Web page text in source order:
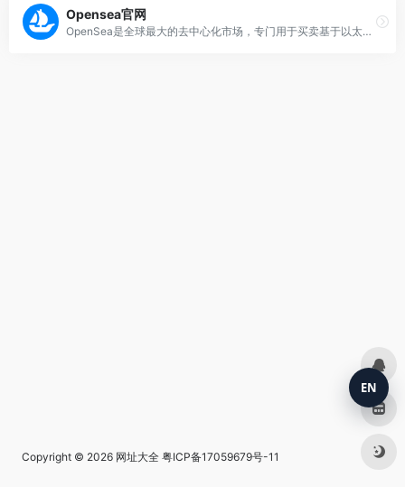
Opensea官网
OpenSea是全球最大的去中心化市场，专门用于买卖基于以太坊区块链的非同质化代币（NFTs）。
Copyright © 2026 网址大全 粤ICP备17059679号-11
EN